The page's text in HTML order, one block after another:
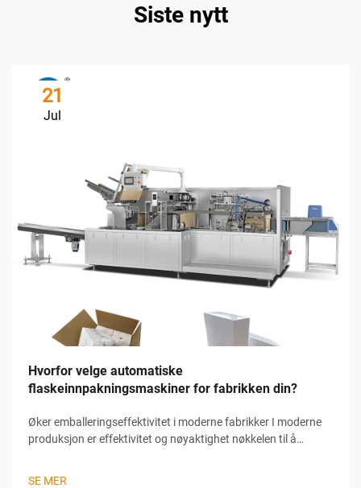
Siste nytt
21
Jul
Hvorfor velge automatiske
flaskeinnpakningsmaskiner for fabrikken din?
Øker emballeringseffektivitet i moderne fabrikker I moderne
produksjon er effektivitet og nøyaktighet nøkkelen til å
SE MER